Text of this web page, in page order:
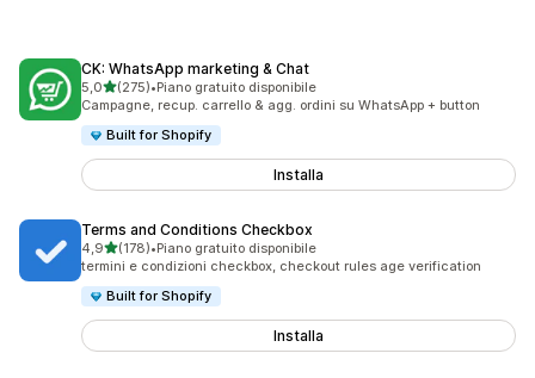
CK: WhatsApp marketing & Chat
5,0stelle su 5
(275)
275 recensioni totali
•Piano gratuito disponibile
Campagne, recup. carrello & agg. ordini su WhatsApp + button
Built for Shopify
Installa
Terms and Conditions Checkbox
4,9stelle su 5
(178)
178 recensioni totali
•Piano gratuito disponibile
termini e condizioni checkbox, checkout rules age verification
Built for Shopify
Installa